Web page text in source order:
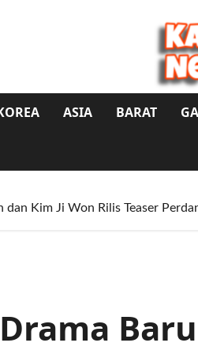
ASIA BARAT
dan Kim Ji Won Rilis Teaser